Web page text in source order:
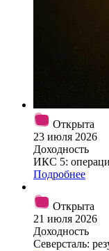
Открыта
23 июля 2026
Доходность
ИКС 5:
Подробнее
Открыта
21 июля 2026
Доходность
Северсталь: